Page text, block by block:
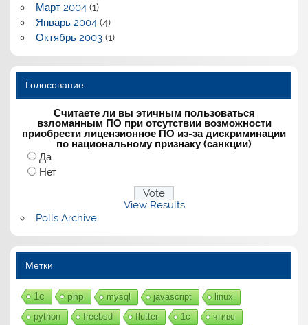
Март 2004(1)
Январь 2004(4)
Октябрь 2003(1)
Голосование
Считаете ли вы этичным пользоваться
взломанным ПО при отсутствии возможности
приобрести лицензионное ПО из-за дискриминации
по национальному признаку (санкции)
Да
Нет
View Results
Polls Archive
Метки
1с php mysql javascript linux
python freebsd flutter 1c чтиво